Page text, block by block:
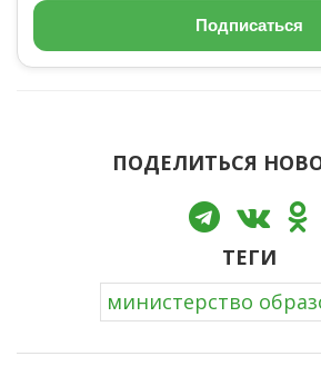
Подписаться
ПОДЕЛИТЬСЯ
ТЕГИ
министерство